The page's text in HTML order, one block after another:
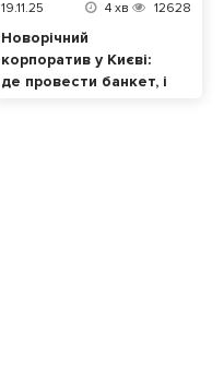
19.11.25 4 хв 12628
Новорічний
корпоратив у Києві:
де провести банкет, і